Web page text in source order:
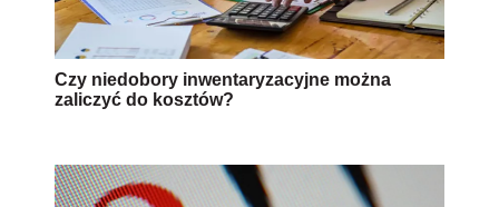
Czy niedobory inwentaryzacyjne można
zaliczyć do kosztów?